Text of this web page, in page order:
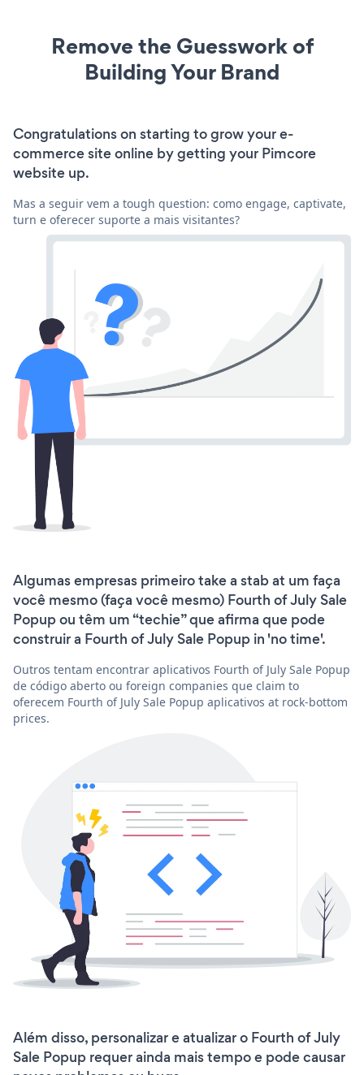
Remove the Guesswork of
Building Your Brand
Congratulations on starting to grow your e-
commerce site online by getting your Pimcore
website up.
Mas a seguir vem a tough question: como engage, captivate,
turn e oferecer suporte a mais visitantes?
Algumas empresas primeiro take a stab at um faça
você mesmo (faça você mesmo) Fourth of July Sale
Popup ou têm um “techie” que afirma que pode
construir a Fourth of July Sale Popup in 'no time'.
Outros tentam encontrar aplicativos Fourth of July Sale Popup
de código aberto ou foreign companies que claim to
oferecem Fourth of July Sale Popup aplicativos at rock-bottom
prices.
Além disso, personalizar e atualizar o Fourth of July
Sale Popup requer ainda mais tempo e pode causar